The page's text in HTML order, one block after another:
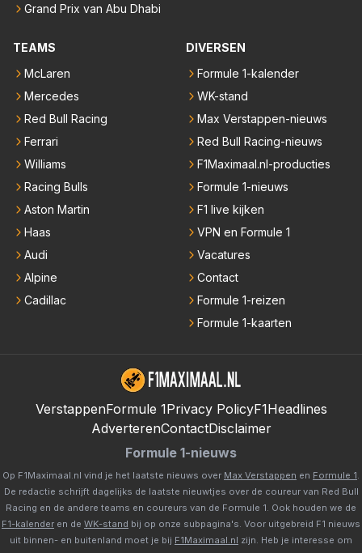
Grand Prix van Abu Dhabi
TEAMS
McLaren
Mercedes
Red Bull Racing
Ferrari
Williams
Racing Bulls
Aston Martin
Haas
Audi
Alpine
Cadillac
DIVERSEN
Formule 1-kalender
WK-stand
Max Verstappen-nieuws
Red Bull Racing-nieuws
F1Maximaal.nl-producties
Formule 1-nieuws
F1 live kijken
VPN en Formule 1
Vacatures
Contact
Formule 1-reizen
Formule 1-kaarten
VerstappenFormule 1Privacy PolicyF1Headlines
AdverterenContactDisclaimer
Formule 1-nieuws
Op F1Maximaal.nl vind je het laatste nieuws over Max Verstappen en Formule 1
De redactie schrijft dagelijks de laatste nieuwtjes over de coureur van Red Bull
Racing en de andere teams en coureurs van de Formule 1. Ook houden we de
F1-kalender en de WK-stand bij op onze subpagina's. Voor uitgebreid F1 nieuws
uit binnen- en buitenland moet je bij F1Maximaal.nl zijn. Heb je interesse om